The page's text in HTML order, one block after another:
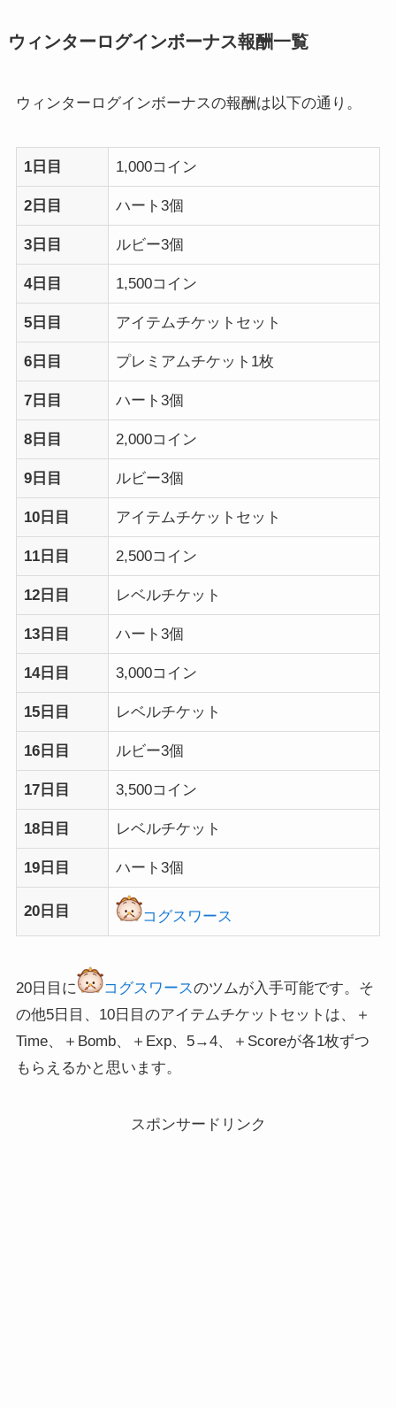
ウィンターログインボーナス報酬一覧
ウィンターログインボーナスの報酬は以下の通り。
1日目 1,000コイン
2日目 ハート3個
3日目 ルビー3個
4日目 1,500コイン
5日目 アイテムチケットセット
6日目 プレミアムチケット1枚
7日目 ハート3個
8日目 2,000コイン
9日目 ルビー3個
10日目 アイテムチケットセット
11日目 2,500コイン
12日目 レベルチケット
13日目 ハート3個
14日目 3,000コイン
15日目 レベルチケット
16日目 ルビー3個
17日目 3,500コイン
18日目 レベルチケット
19日目 ハート3個
20日目 コグスワース
20日目に コグスワースのツムが入手可能です。そ
の他5日目、10日目のアイテムチケットセットは、＋
Time、＋Bomb、＋Exp、5→4、＋Scoreが各1枚ずつ
もらえるかと思います。
スポンサードリンク